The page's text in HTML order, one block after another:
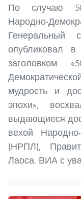
По случаю
Народно-
опубликовал
заголовком
мудрость и
эпохи»,
выдающиеся
вехой
(НРПЛ),
Лаоса. ВИА с